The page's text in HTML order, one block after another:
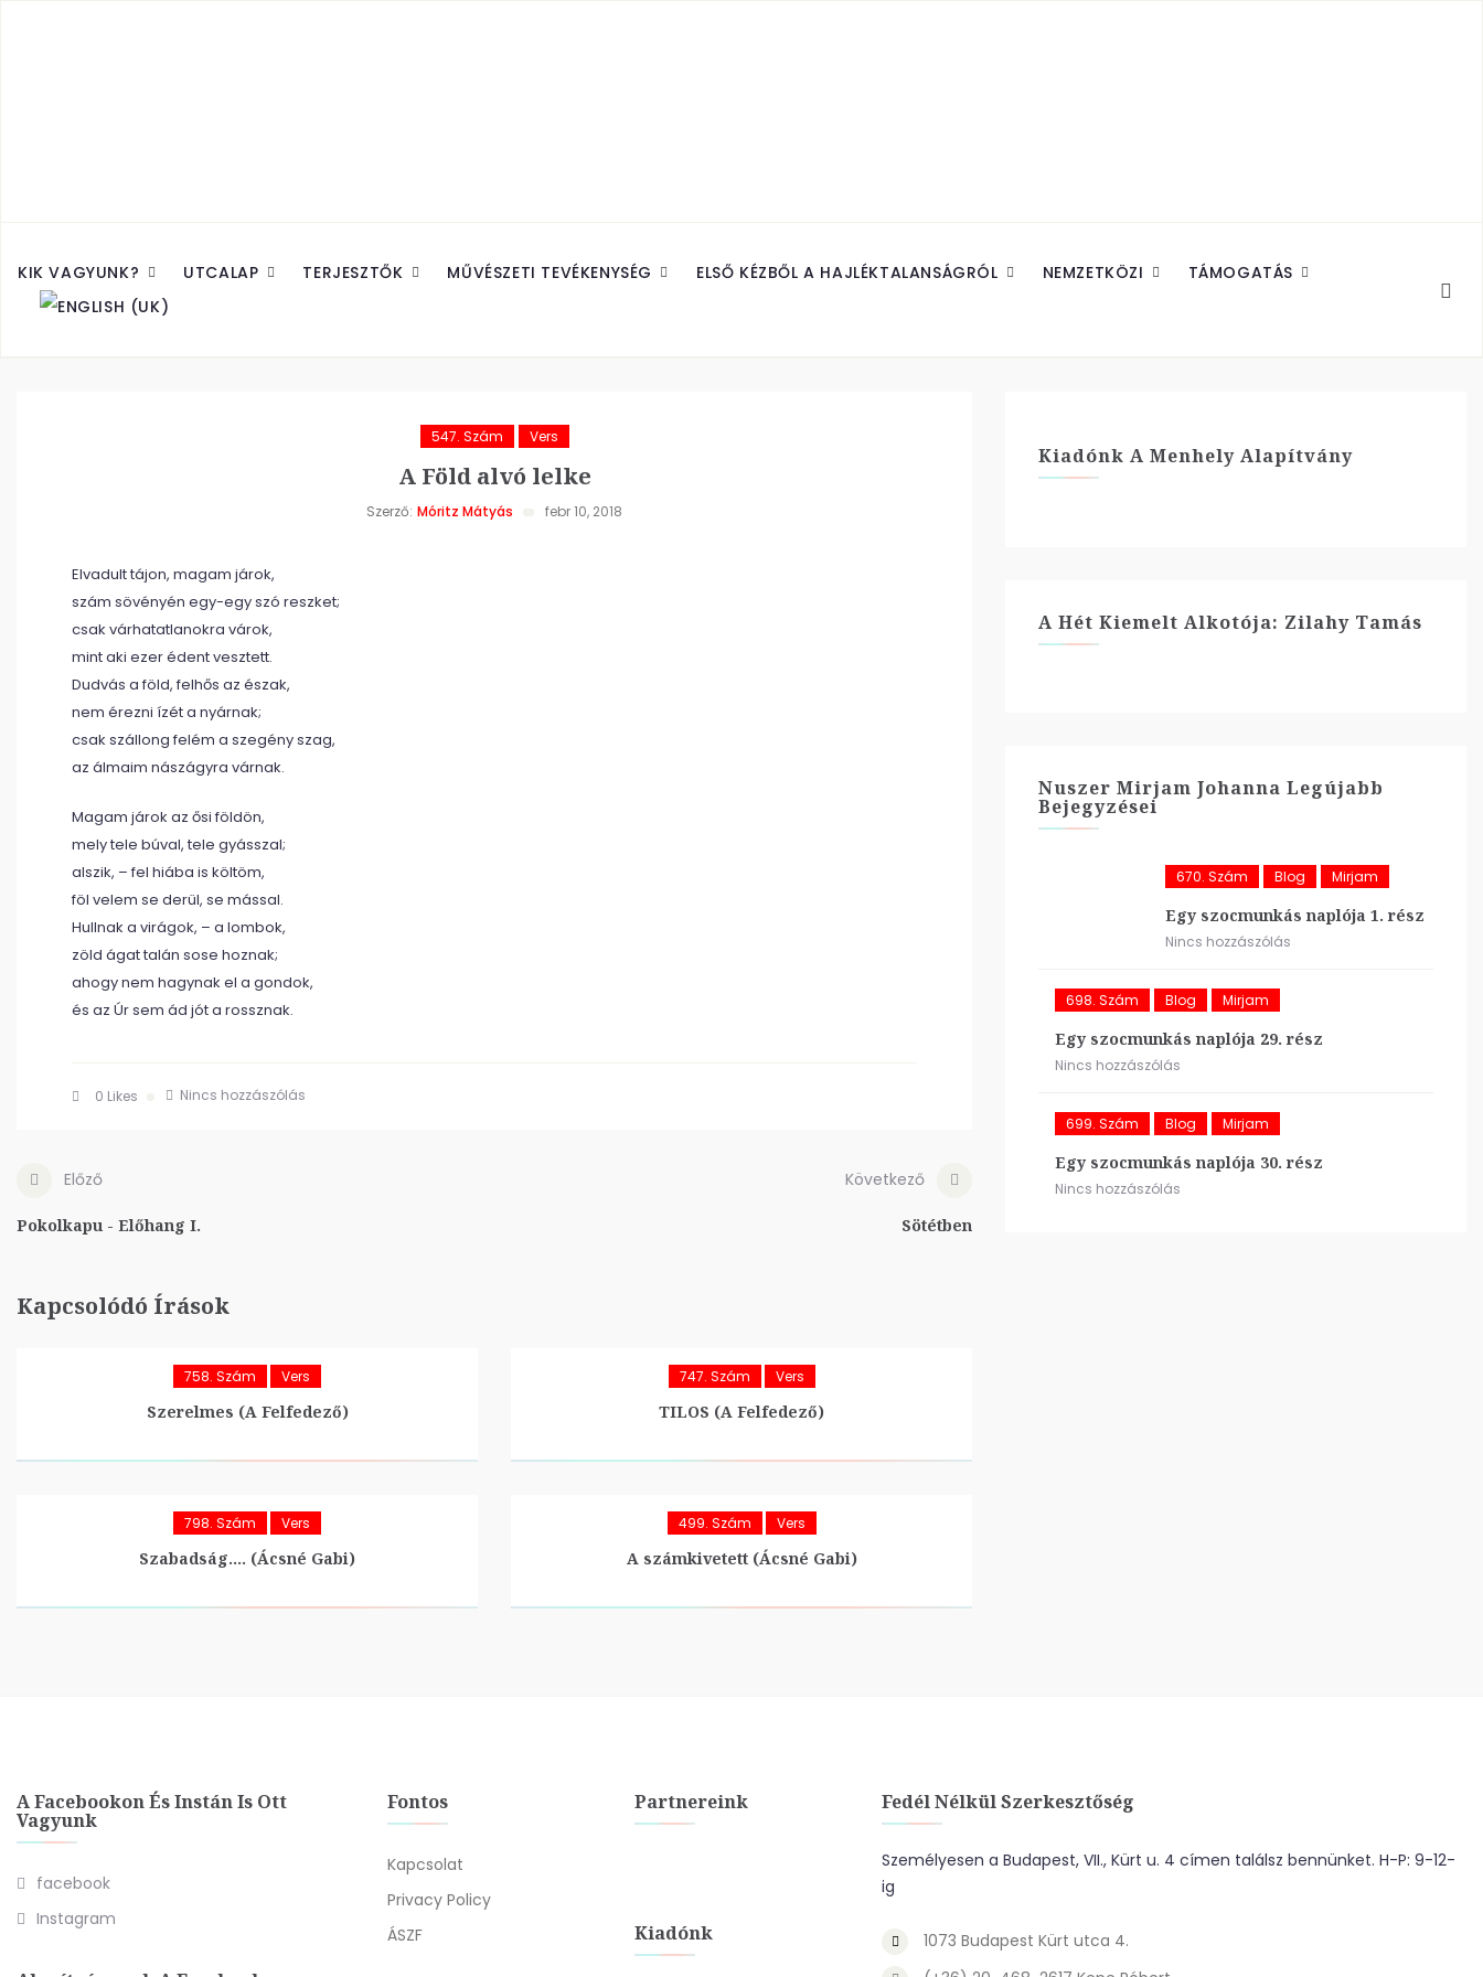
KIK VAGYUNK? UTCALAP TERJESZTŐK MŰVÉSZETI TEVÉKENYSÉG ELSŐ KÉZBŐL A HAJLÉKTALANSÁGRÓL NEMZETKÖZI TÁMOGATÁS
547. Szám Vers
A Föld alvó lelke
Szerző: Móritz Mátyás febr 10, 2018
Elvadult tájon, magam járok,
szám sövényén egy-egy szó reszket;
csak várhatatlanokra várok,
mint aki ezer édent vesztett.
Dudvás a föld, felhős az észak,
nem érezni ízét a nyárnak;
csak szállong felém a szegény szag,
az álmaim nászágyra várnak.
Magam járok az ősi földön,
mely tele búval, tele gyásszal;
alszik, – fel hiába is költöm,
föl velem se derül, se mással.
Hullnak a virágok, – a lombok,
zöld ágat talán sose hoznak;
ahogy nem hagynak el a gondok,
és az Úr sem ád jót a rossznak.
0 Likes Nincs hozzászólás
Előző
Pokolkapu - Előhang I.
Következő
Sötétben
Kapcsolódó Írások
758. Szám Vers
Szerelmes (A Felfedező)
747. Szám Vers
TILOS (A Felfedező)
798. Szám Vers
Szabadság…. (Ácsné Gabi)
499. Szám Vers
A számkivetett (Ácsné Gabi)
Kiadónk A Menhely Alapítvány
A Hét Kiemelt Alkotója: Zilahy Tamás
Nuszer Mirjam Johanna Legújabb
Bejegyzései
670. Szám Blog Mirjam
Egy szocmunkás naplója 1. rész
Nincs hozzászólás
698. Szám Blog Mirjam
Egy szocmunkás naplója 29. rész
Nincs hozzászólás
699. Szám Blog Mirjam
Egy szocmunkás naplója 30. rész
Nincs hozzászólás
A Facebookon És Instán Is Ott
Vagyunk
facebook
Instagram
Fontos
Kapcsolat
Privacy Policy
ÁSZF
Partnereink
Kiadónk
Fedél Nélkül Szerkesztőség
Személyesen a Budapest, VII., Kürt u. 4 címen találsz bennünket. H-P: 9-12-
ig
1073 Budapest Kürt utca 4.